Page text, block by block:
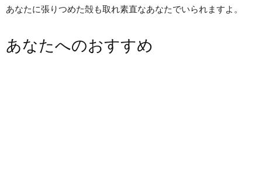
あなたに張りつめた殻も取れ素直なあなたでいられますよ。
あなたへのおすすめ